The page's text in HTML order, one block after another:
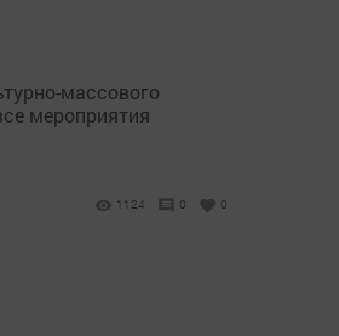
массового
мероприятия
1124 0 0